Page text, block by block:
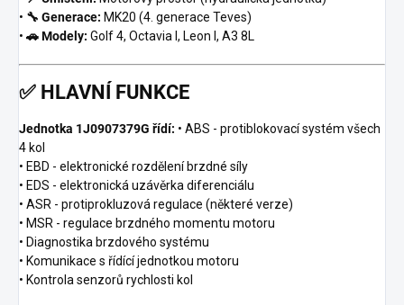
• 🔧 Generace: MK20 (4. generace Teves)
• 🚗 Modely: Golf 4, Octavia I, Leon I, A3 8L
✅ HLAVNÍ FUNKCE
Jednotka 1J0907379G řídí: • ABS - protiblokovací systém všech
4 kol
• EBD - elektronické rozdělení brzdné síly
• EDS - elektronická uzávěrka diferenciálu
• ASR - protiprokluzová regulace (některé verze)
• MSR - regulace brzdného momentu motoru
• Diagnostika brzdového systému
• Komunikace s řídící jednotkou motoru
• Kontrola senzorů rychlosti kol